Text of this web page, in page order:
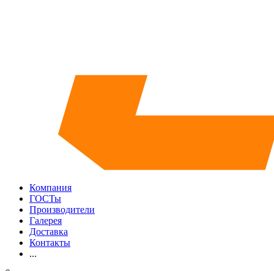
Компания
ГОСТы
Производители
Галерея
Доставка
Контакты
...